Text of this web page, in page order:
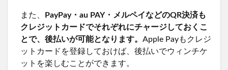
また、
PayPay・au PAY・メルペイなどのQR決済も
クレジットカードでそれぞれにチャージしておくこ
とで、後払いが可能となります。 Apple Payもクレジ
ットカードを登録しておけば、後払いでウィンチケ
ットを楽しむことができます。